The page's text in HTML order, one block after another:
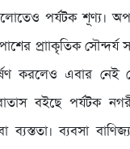
গুলোতেও পর্যটক শূণ্য।
প্রাাকৃতিক
করলেও এবার নেই
বইছে পর্যটক নগরী
ব্যবসা